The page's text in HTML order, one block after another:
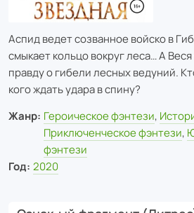
Аспид ведет созванное войско в
смыкает кольцо вокруг леса… А
правду о гибели лесных ведуний.
кого ждать удара в спину?
Жанр: Героическое фэнтези,
Приключенческое фэнтези,
фэнтези
Год: 2020